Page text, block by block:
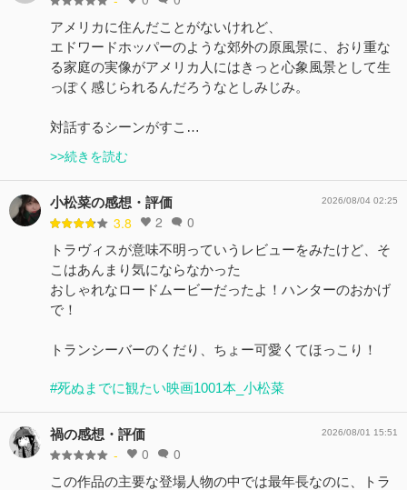
アメリカに住んだことがないけれど、
エドワードホッパーのような郊外の原風景に、おり重な
る家庭の実像がアメリカ人にはきっと心象風景として生
っぽく感じられるんだろうなとしみじみ。
対話するシーンがすこ…
>>続きを読む
小松菜の感想・評価
3.8 2 0
2026/08/04 02:25
トラヴィスが意味不明っていうレビューをみたけど、そ
こはあんまり気にならなかった
おしゃれなロードムービーだったよ！ハンターのおかげ
で！
トランシーバーのくだり、ちょー可愛くてほっこり！
#死ぬまでに観たい映画1001本_小松菜
禍の感想・評価
- 0 0
2026/08/01 15:51
この作品の主要な登場人物の中では最年長なのに、トラ